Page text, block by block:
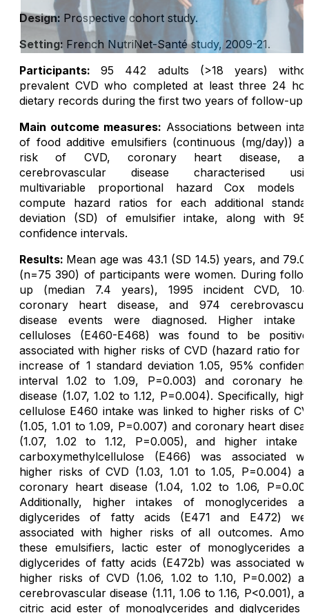
Design: Prospective cohort study.
Setting: French NutriNet-Santé study, 2009-21.
Participants:95 442 adults (>18 years)
prevalent CVD who completed at least three 24
dietary records during the first two years of follow-up.
Main outcome measures: Associations between
of food additive emulsifiers (continuous (mg/day))
risk of CVD, coronary heart disease,
cerebrovascular disease characterised
multivariable proportional hazard Cox models
compute hazard ratios for each additional
deviation (SD) of emulsifier intake, along with
confidence intervals.
Results: Mean age was 43.1 (SD 14.5) years, and
(n=75 390) of participants were women. During
up (median 7.4 years), 1995 incident CVD,
coronary heart disease, and 974
disease events were diagnosed. Higher intake
celluloses (E460-E468) was found to be
associated with higher risks of CVD (hazard ratio for
increase of 1 standard deviation 1.05, 95%
interval 1.02 to 1.09, P=0.003) and coronary
disease (1.07, 1.02 to 1.12, P=0.004). Specifically,
cellulose E460 intake was linked to higher risks of
(1.05, 1.01 to 1.09, P=0.007) and coronary heart
(1.07, 1.02 to 1.12, P=0.005), and higher intake
carboxymethylcellulose (E466) was associated
higher risks of CVD (1.03, 1.01 to 1.05, P=0.004)
coronary heart disease (1.04, 1.02 to 1.06,
Additionally, higher intakes of monoglycerides
diglycerides of fatty acids (E471 and E472)
associated with higher risks of all outcomes.
these emulsifiers, lactic ester of monoglycerides
diglycerides of fatty acids (E472b) was associated
higher risks of CVD (1.06, 1.02 to 1.10, P=0.002)
cerebrovascular disease (1.11, 1.06 to 1.16, P<0.001),
citric acid ester of monoglycerides and diglycerides